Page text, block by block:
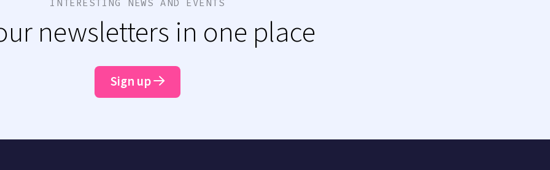
INTERESTING NEWS AND EVENTS
newsletters in one place
Sign up